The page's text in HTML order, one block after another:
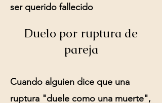
ser querido fallecido
Duelo por ruptura de
pareja
Cuando alguien dice que una
ruptura "duele como una muerte",